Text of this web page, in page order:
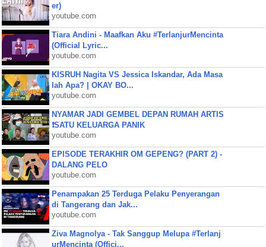
er)
youtube.com
Tiara Andini - Maafkan Aku #TerlanjurMencinta
(Official Lyric...
youtube.com
KISRUH Nagita VS Jessica Iskandar, Ada Masa
lah Apa? | OKAY BO...
youtube.com
NYAMAR JADI GEMBEL DEPAN RUMAH ARTIS
❗SATU KELUARGA PANIK
youtube.com
EPISODE TERAKHIR OM GEPENG? (PART 2) -
DALANG PELO
youtube.com
Penampakan 25 Terduga Pelaku Penyerangan
di Tangerang dan Jak...
youtube.com
Ziva Magnolya - Tak Sanggup Melupa #Terlanj
urMencinta (Offici...